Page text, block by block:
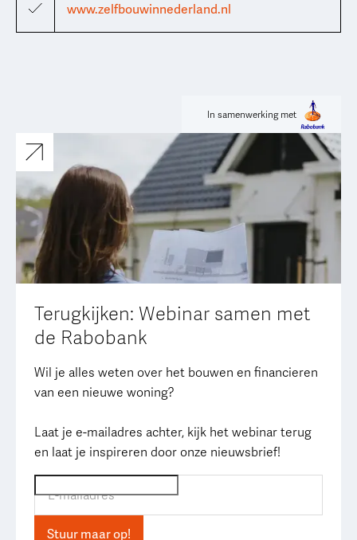
www.zelfbouwinnederland.nl
In samenwerking met
Terugkijken: Webinar samen met
de Rabobank
Wil je alles weten over het bouwen en financieren
van een nieuwe woning?
Laat je e-mailadres achter, kijk het webinar terug
en laat je inspireren door onze nieuwsbrief!